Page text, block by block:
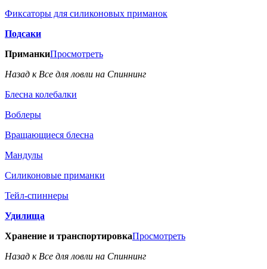
Фиксаторы для силиконовых приманок
Подсаки
ПриманкиПросмотреть
Назад к Все для ловли на Спиннинг
Блесна колебалки
Воблеры
Вращающиеся блесна
Мандулы
Силиконовые приманки
Тейл-спиннеры
Удилища
Хранение и транспортировкаПросмотреть
Назад к Все для ловли на Спиннинг